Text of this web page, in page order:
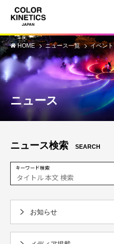
HOME ニュース一覧 イベント
ニュース
ニュース検索 SEARCH
キーワード検索
お知らせ